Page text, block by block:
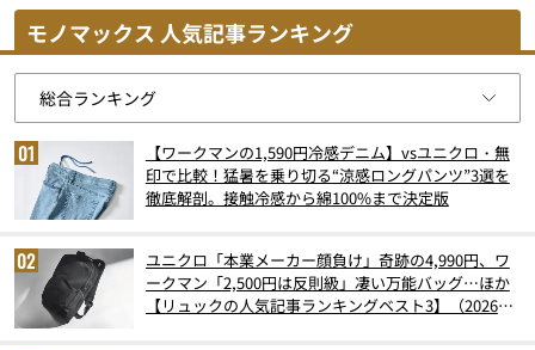
モノマックス 人気記事ランキング
【ワークマンの1,590円冷感デニム】vsユニクロ・無
印で比較！猛暑を乗り切る“涼感ロングパンツ”3選を
徹底解剖。接触冷感から綿100%まで決定版
ユニクロ「本業メーカー顔負け」奇跡の4,990円、ワ
ークマン「2,500円は反則級」凄い万能バッグ…ほか
【リュックの人気記事ランキングベスト3】（2026年